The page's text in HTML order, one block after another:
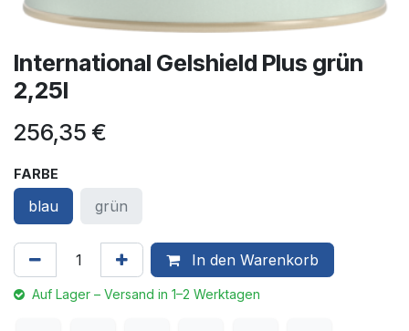
International Gelshield Plus grün
2,25l
256,35 €
FARBE
blau grün
In den Warenkorb
Auf Lager – Versand in 1–2 Werktagen